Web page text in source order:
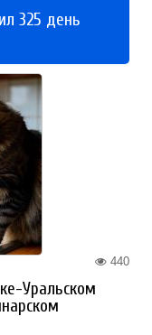
325 день
440
Уральском